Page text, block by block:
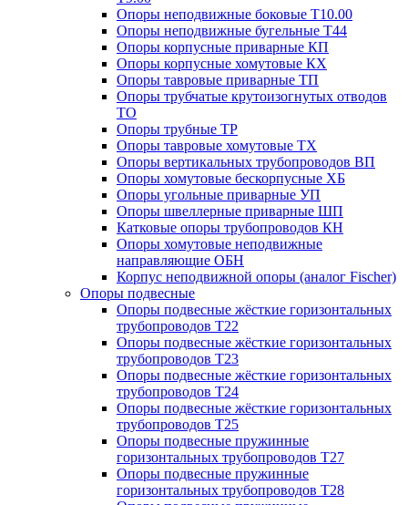
Опоры неподвижные боковые Т10.00
Опоры неподвижные бугельные Т44
Опоры корпусные приварные КП
Опоры корпусные хомутовые КХ
Опоры тавровые приварные ТП
Опоры трубчатые крутоизогнутых отводов
ТО
Опоры трубные ТР
Опоры тавровые хомутовые ТХ
Опоры вертикальных трубопроводов ВП
Опоры хомутовые бескорпусные ХБ
Опоры угольные приварные УП
Опоры швеллерные приварные ШП
Катковые опоры трубопроводов КН
Опоры хомутовые неподвижные
направляющие ОБН
Корпус неподвижной опоры (аналог Fischer)
Опоры подвесные
Опоры подвесные жёсткие горизонтальных
трубопроводов Т22
Опоры подвесные жёсткие горизонтальных
трубопроводов Т23
Опоры подвесные жёсткие горизонтальных
трубопроводов Т24
Опоры подвесные жёсткие горизонтальных
трубопроводов Т25
Опоры подвесные пружинные
горизонтальных трубопроводов Т27
Опоры подвесные пружинные
горизонтальных трубопроводов Т28